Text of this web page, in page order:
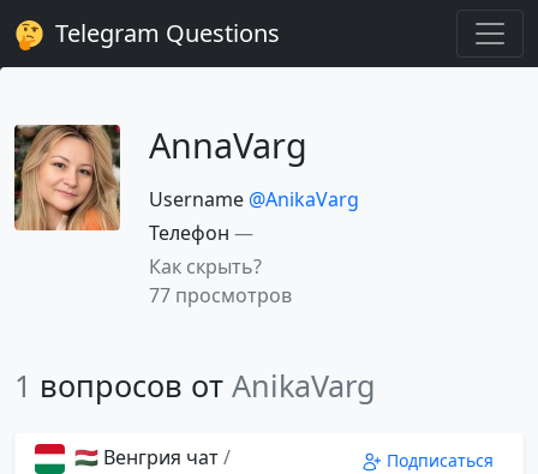
Telegram Questions
AnnaVarg
Username @AnikaVarg
Телефон —
Как скрыть?
77 просмотров
1 вопросов от AnikaVarg
🇭🇺 Венгрия чат/
Подписаться